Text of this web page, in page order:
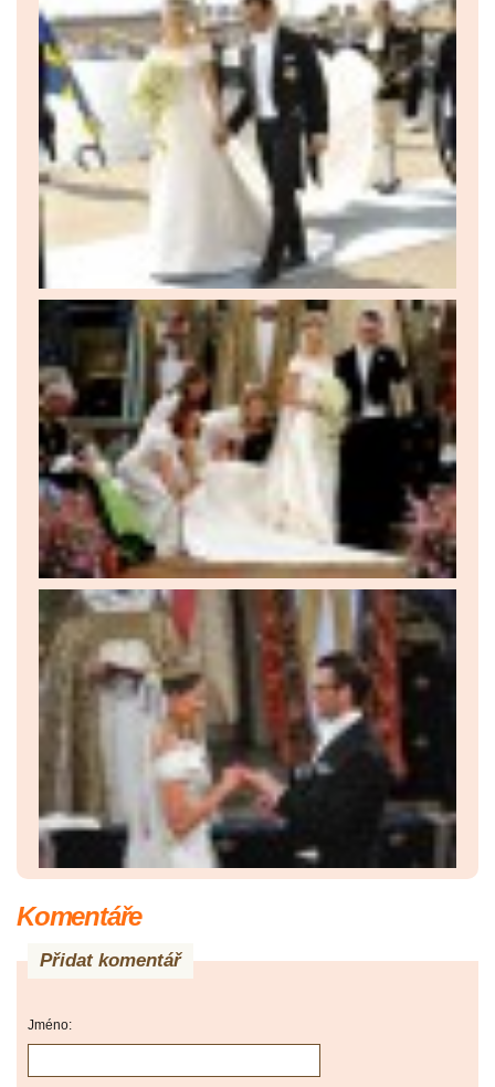
Komentáře
Přidat komentář
Jméno: